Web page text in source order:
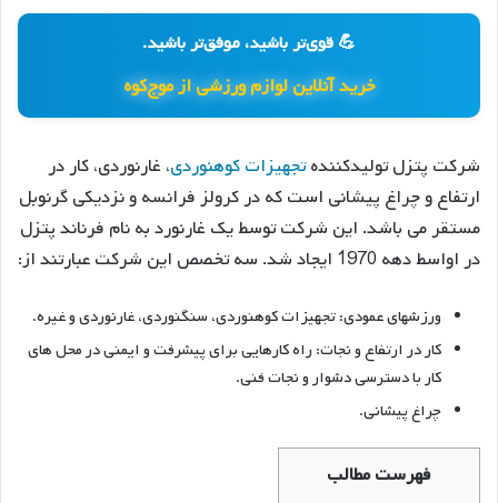
💪 قوی‌تر باشید، موفق‌تر باشید.
خرید آنلاین لوازم ورزشی از موج‌کوه
شرکت پتزل تولیدکنندهتجهیزات کوهنوردی، غارنوردی، کار در
ارتفاع و چراغ پیشانی است که در کرولز فرانسه و نزدیکی گرنوبل
مستقر می باشد. این شرکت توسط یک غارنورد به نام فرناند پتزل
در اواسط دهه 1970 ایجاد شد. سه تخصص این شرکت عبارتند از:
ورزشهای عمودی: تجهیزات کوهنوردی، سنگنوردی، غارنوردی و غیره.
کار در ارتفاع و نجات: راه کارهایی برای پیشرفت و ایمنی در محل های
کار با دسترسی دشوار و نجات فنی.
چراغ پیشانی.
فهرست مطالب